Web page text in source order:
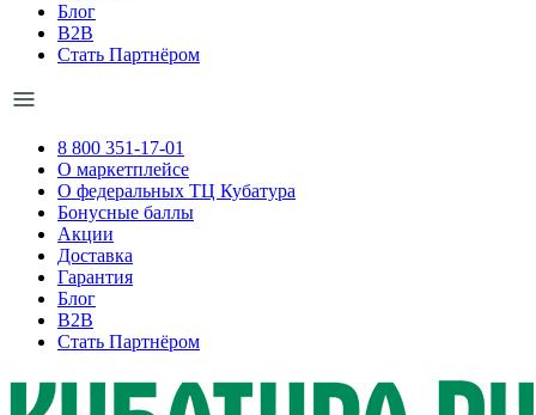
Блог
B2B
Стать Партнёром
8 800 351-17-01
О маркетплейсе
О федеральных ТЦ Кубатура
Бонусные баллы
Акции
Доставка
Гарантия
Блог
B2B
Стать Партнёром